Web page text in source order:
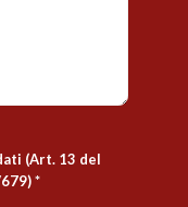
(Art. 13 del
*